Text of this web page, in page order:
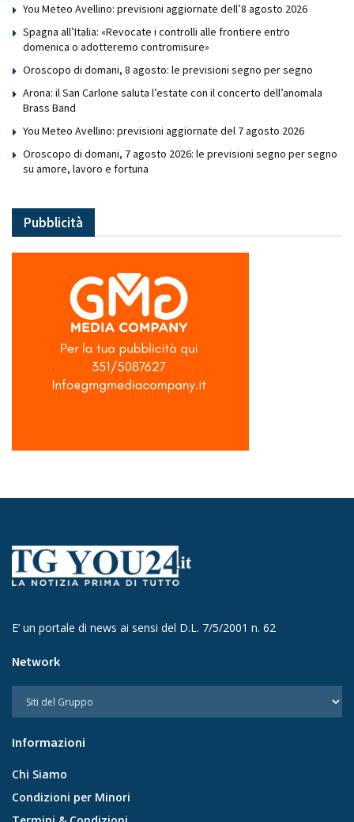
You Meteo Avellino: previsioni aggiornate dell’8 agosto 2026
Spagna all’Italia: «Revocate i controlli alle frontiere entro
domenica o adotteremo contromisure»
Oroscopo di domani, 8 agosto: le previsioni segno per segno
Arona: il San Carlone saluta l’estate con il concerto dell’anomala
Brass Band
You Meteo Avellino: previsioni aggiornate del 7 agosto 2026
Oroscopo di domani, 7 agosto 2026: le previsioni segno per segno
su amore, lavoro e fortuna
Pubblicità
E’ un portale di news ai sensi del D.L. 7/5/2001 n. 62
Network
Informazioni
Chi Siamo
Condizioni per Minori